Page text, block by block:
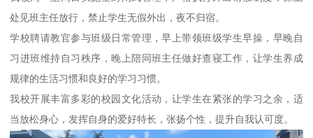
处见班主任放行，禁止学生无假外出，夜不归宿。
学校聘请教官参与班级日常管理，早上带领班级学生早操，早晚自
习进班维持自习秩序，晚上陪同班主任做好查寝工作，让学生养成
规律的生活习惯和良好的学习习惯。
我校开展丰富多彩的校园文化活动，让学生在紧张的学习之余，适
当放松身心，发挥自身的爱好特长，张扬个性，提升自我认可度。